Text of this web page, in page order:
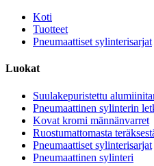
Koti
Tuotteet
Pneumaattiset sylinterisarjat
Luokat
Suulakepuristettu
Pneumaattinen sylinterin
Kovat kromi männänvarret
Ruostumattomasta
Pneumaattiset sylinterisarjat
Pneumaattinen sylinteri